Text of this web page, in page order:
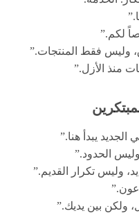
لكم.”
وليس فقط المنتجات.”
منذ الأزل.”
الجديد يبدأ هنا.”
وليس الحدود.”
وليس تكرار القديم.”
ولكن بين يديك.”